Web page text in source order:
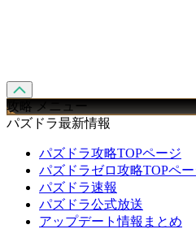
攻略 メニュー
パズドラ最新情報
パズドラ攻略TOPページ
パズドラゼロ攻略TOPペ
パズドラ速報
パズドラ公式放送
アップデート情報まとめ